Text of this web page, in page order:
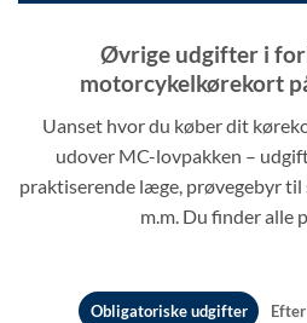
Øvrige udgifter i
motorcykelkørekort
Uanset hvor du køber dit
udover MC-lovpakken –
praktiserende læge, prøvegebyr til
m.m. Du finder alle
Obligatoriske udgifter